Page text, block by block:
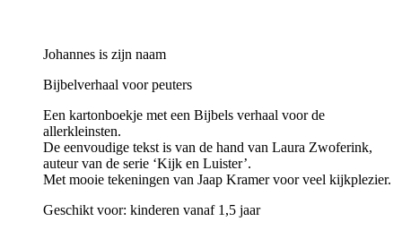
Johannes is zijn naam
Bijbelverhaal voor peuters
Een kartonboekje met een Bijbels verhaal voor de
allerkleinsten.
De eenvoudige tekst is van de hand van Laura Zwoferink,
auteur van de serie ‘Kijk en Luister’.
Met mooie tekeningen van Jaap Kramer voor veel kijkplezier.
Geschikt voor: kinderen vanaf 1,5 jaar